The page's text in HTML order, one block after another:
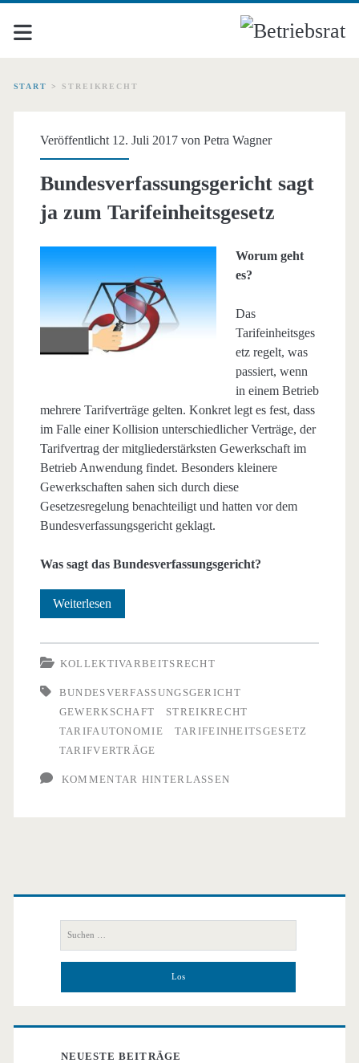
START > STREIKRECHT
Schlagwort:
<span>Streikrecht</
Veröffentlicht 12. Juli 2017 von Petra Wagner
Bundesverfassungsgericht sagt
ja zum Tarifeinheitsgesetz
Worum geht
es?
Das
Tarifeinheitsges
etz regelt, was
passiert, wenn
in einem Betrieb
mehrere Tarifverträge gelten. Konkret legt es fest, dass
im Falle einer Kollision unterschiedlicher Verträge, der
Tarifvertrag der mitgliederstärksten Gewerkschaft im
Betrieb Anwendung findet. Besonders kleinere
Gewerkschaften sahen sich durch diese
Gesetzesregelung benachteiligt und hatten vor dem
Bundesverfassungsgericht geklagt.
Was sagt das Bundesverfassungsgericht?
Weiterlesen
ja
zum
Tarifeinheitsgesetz
KOLLEKTIVARBEITSRECHT
BUNDESVERFASSUNGSGERICHT
GEWERKSCHAFT
STREIKRECHT
TARIFAUTONOMIE
TARIFEINHEITSGESETZ
TARIFVERTRÄGE
KOMMENTAR HINTERLASSEN
Primäre
Seitenleiste
nach:
NEUESTE BEITRÄGE